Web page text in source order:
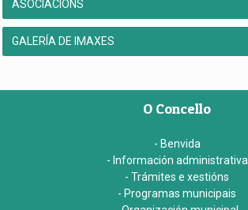
ASOCIACIÓNS
GALERÍA DE IMAXES
O Concello
- Benvida
- Información administrativa
- Trámites e xestións
- Programas municipais